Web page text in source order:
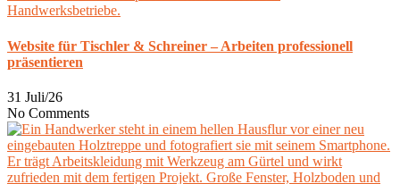
Website für Tischler & Schreiner – Arbeiten professionell
präsentieren
31 Juli/26
No Comments